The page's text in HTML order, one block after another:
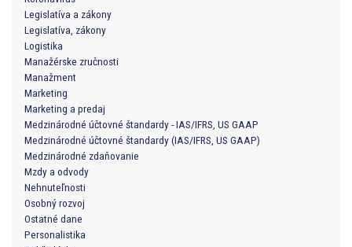
Legislatíva a zákony
Legislatíva, zákony
Logistika
Manažérske zručnosti
Manažment
Marketing
Marketing a predaj
Medzinárodné účtovné štandardy - IAS/IFRS, US GAAP
Medzinárodné účtovné štandardy (IAS/IFRS, US GAAP)
Medzinárodné zdaňovanie
Mzdy a odvody
Nehnuteľnosti
Osobný rozvoj
Ostatné dane
Personalistika